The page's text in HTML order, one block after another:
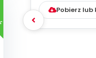
Pobierz lub